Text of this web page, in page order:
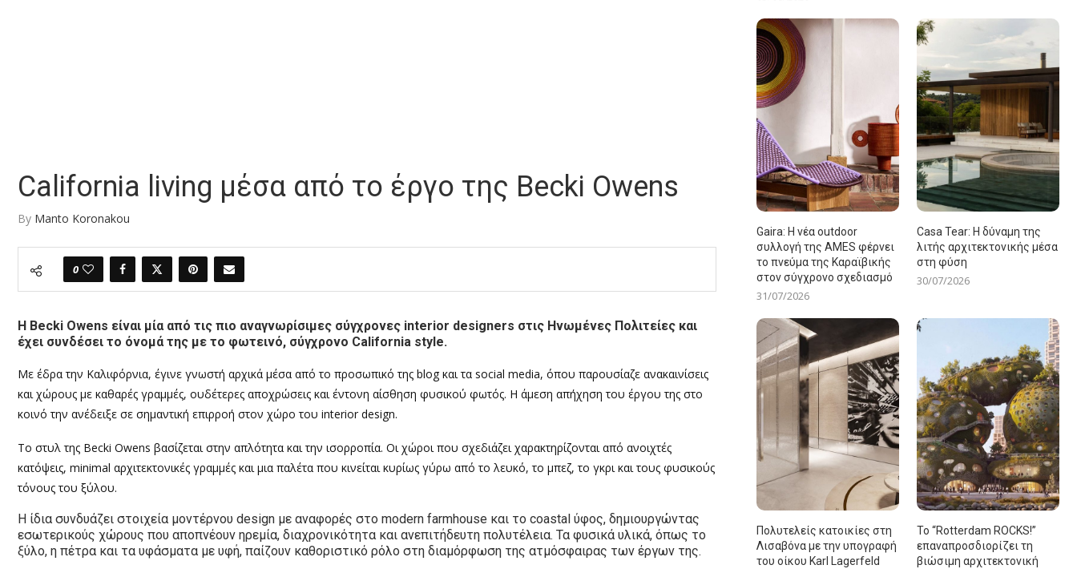
California living μέσα από το έργο της Becki Owens
By Manto Koronakou
0
Η Becki Owens είναι μία από τις πιο αναγνωρίσιμες σύγχρονες interior designers στις Ηνωμένες Πολιτείες και
έχει συνδέσει το όνομά της με το φωτεινό, σύγχρονο California style.
Με έδρα την Καλιφόρνια, έγινε γνωστή αρχικά μέσα από το προσωπικό της blog και τα social media, όπου παρουσίαζε ανακαινίσεις
και χώρους με καθαρές γραμμές, ουδέτερες αποχρώσεις και έντονη αίσθηση φυσικού φωτός. Η άμεση απήχηση του έργου της στο
κοινό την ανέδειξε σε σημαντική επιρροή στον χώρο του interior design.
Το στυλ της Becki Owens βασίζεται στην απλότητα και την ισορροπία. Οι χώροι που σχεδιάζει χαρακτηρίζονται από ανοιχτές
κατόψεις, minimal αρχιτεκτονικές γραμμές και μια παλέτα που κινείται κυρίως γύρω από το λευκό, το μπεζ, το γκρι και τους φυσικούς
τόνους του ξύλου.
Η ίδια συνδυάζει στοιχεία μοντέρνου design με αναφορές στο modern farmhouse και το coastal ύφος, δημιουργώντας
εσωτερικούς χώρους που αποπνέουν ηρεμία, διαχρονικότητα και ανεπιτήδευτη πολυτέλεια. Τα φυσικά υλικά, όπως το
ξύλο, η πέτρα και τα υφάσματα με υφή, παίζουν καθοριστικό ρόλο στη διαμόρφωση της ατμόσφαιρας των έργων της.
Gaira: Η νέα outdoor
συλλογή της AMES φέρνει
το πνεύμα της Καραϊβικής
στον σύγχρονο σχεδιασμό
31/07/2026
Casa Tear: Η δύναμη της
λιτής αρχιτεκτονικής μέσα
στη φύση
30/07/2026
Πολυτελείς κατοικίες στη
Λισαβόνα με την υπογραφή
του οίκου Karl Lagerfeld
Το “Rotterdam ROCKS!”
επαναπροσδιορίζει τη
βιώσιμη αρχιτεκτονική